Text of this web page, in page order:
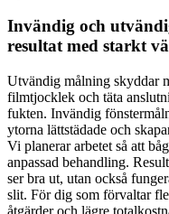
Invändig och
resultat med starkt
Utvändig målning skyddar
filmtjocklek och täta
fukten. Invändig
ytorna lättstädade och
Vi planerar arbetet så att
anpassad behandling.
ser bra ut, utan också
slit. För dig som förvaltar
åtgärder och lägre